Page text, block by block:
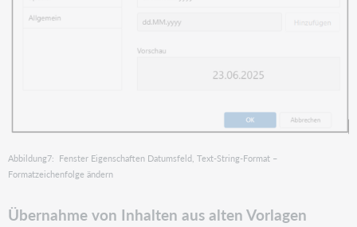
Abbildung7: Fenster Eigenschaften Datumsfeld, Text-String-Format –
Formatzeichenfolge ändern
Übernahme von Inhalten aus alten Vorlagen